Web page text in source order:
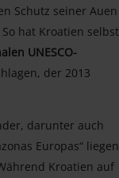
Schutz seiner Auen
hat Kroatien selbst
UNESCO-
der 2013
darunter auch
Europas“ liegen
Kroatien auf